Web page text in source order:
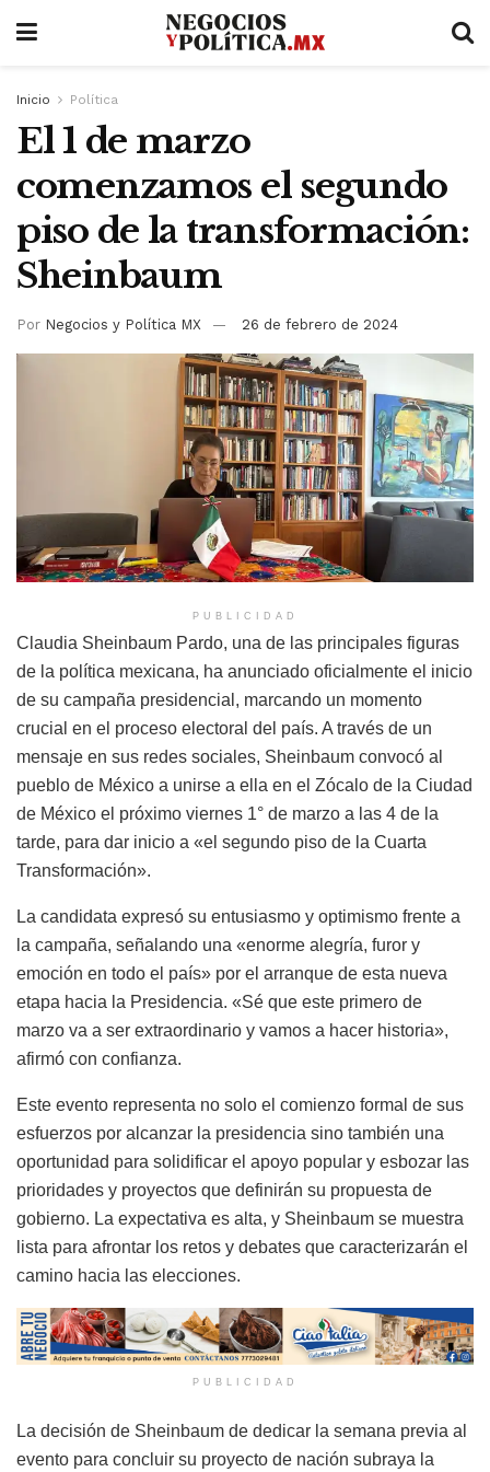
Inicio Política
El 1 de marzo
comenzamos el segundo
piso de la transformación:
Sheinbaum
Por Negocios y Política MX 26 de febrero de 2024
PUBLICIDAD
Claudia Sheinbaum Pardo, una de las principales figuras
de la política mexicana, ha anunciado oficialmente el inicio
de su campaña presidencial, marcando un momento
crucial en el proceso electoral del país. A través de un
mensaje en sus redes sociales, Sheinbaum convocó al
pueblo de México a unirse a ella en el Zócalo de la Ciudad
de México el próximo viernes 1° de marzo a las 4 de la
tarde, para dar inicio a «el segundo piso de la Cuarta
Transformación».
La candidata expresó su entusiasmo y optimismo frente a
la campaña, señalando una «enorme alegría, furor y
emoción en todo el país» por el arranque de esta nueva
etapa hacia la Presidencia. «Sé que este primero de
marzo va a ser extraordinario y vamos a hacer historia»,
afirmó con confianza.
Este evento representa no solo el comienzo formal de sus
esfuerzos por alcanzar la presidencia sino también una
oportunidad para solidificar el apoyo popular y esbozar las
prioridades y proyectos que definirán su propuesta de
gobierno. La expectativa es alta, y Sheinbaum se muestra
lista para afrontar los retos y debates que caracterizarán el
camino hacia las elecciones.
PUBLICIDAD
La decisión de Sheinbaum de dedicar la semana previa al
evento para concluir su proyecto de nación subraya la